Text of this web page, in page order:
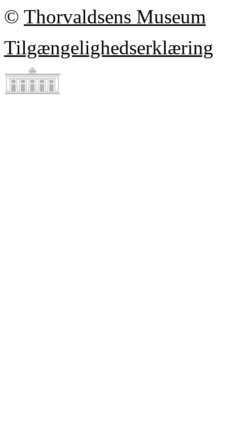
© Thorvaldsens Museum
Tilgængelighedserklæring